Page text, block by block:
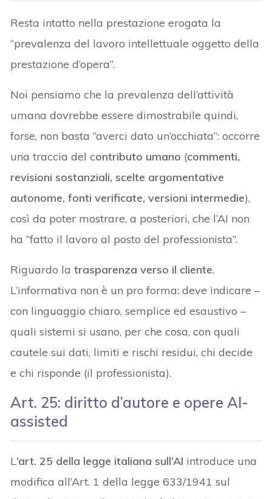
Resta intatto nella prestazione erogata la
“prevalenza del lavoro intellettuale oggetto della
prestazione d’opera”.
Noi pensiamo che la prevalenza dell’attività
umana dovrebbe essere dimostrabile quindi,
forse, non basta “averci dato un’occhiata”: occorre
una traccia del contributo umano (commenti,
revisioni sostanziali, scelte argomentative
autonome, fonti verificate, versioni intermedie),
così da poter mostrare, a posteriori, che l’AI non
ha “fatto il lavoro al posto del professionista”.
Riguardo latrasparenza verso il cliente.
L’informativa non è un pro forma: deve indicare –
con linguaggio chiaro, semplice ed esaustivo –
quali sistemi si usano, per che cosa, con quali
cautele sui dati, limiti e rischi residui, chi decide
e chi risponde (il professionista).
Art. 25: diritto d’autore e opere AI-
assisted
L’art. 25 della legge italiana sull’AI introduce una
modifica all’Art. 1 della legge 633/1941 sul